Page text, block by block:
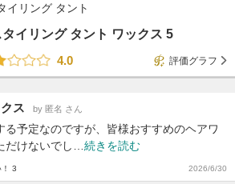
イリング タント
イリング タント ワックス 5
4.0
評価グラフ
ス by 匿名 さん
る予定なのですが、皆様おすすめのヘアワ
だけないでし… 続きを読む
！ 3 2026/6/30